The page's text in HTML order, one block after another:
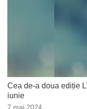
Cea de-a doua ediție
iunie
7 mai 2024